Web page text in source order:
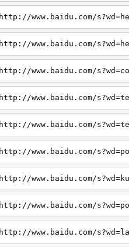
http://www.baidu.com/
http://www.baidu.com/
http://www.baidu.com/
http://www.baidu.com/
http://www.baidu.com/
http://www.baidu.com/
http://www.baidu.com/
http://www.baidu.com/
http://www.baidu.com/